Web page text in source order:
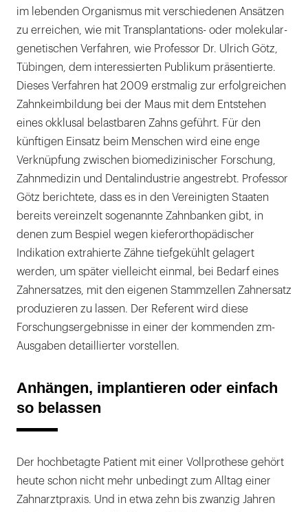
im lebenden Organismus mit verschiedenen Ansätzen
zu erreichen, wie mit Transplantations- oder molekular-
genetischen Verfahren, wie Professor Dr. Ulrich Götz,
Tübingen, dem interessierten Publikum präsentierte.
Dieses Verfahren hat 2009 erstmalig zur erfolgreichen
Zahnkeimbildung bei der Maus mit dem Entstehen
eines okklusal belastbaren Zahns geführt. Für den
künftigen Einsatz beim Menschen wird eine enge
Verknüpfung zwischen biomedizinischer Forschung,
Zahnmedizin und Dentalindustrie angestrebt. Professor
Götz berichtete, dass es in den Vereinigten Staaten
bereits vereinzelt sogenannte Zahnbanken gibt, in
denen zum Bespiel wegen kieferorthopädischer
Indikation extrahierte Zähne tiefgekühlt gelagert
werden, um später vielleicht einmal, bei Bedarf eines
Zahnersatzes, mit den eigenen Stammzellen Zahnersatz
produzieren zu lassen. Der Referent wird diese
Forschungsergebnisse in einer der kommenden zm-
Ausgaben detaillierter vorstellen.
Anhängen, implantieren oder einfach
so belassen
Der hochbetagte Patient mit einer Vollprothese gehört
heute schon nicht mehr unbedingt zum Alltag einer
Zahnarztpraxis. Und in etwa zehn bis zwanzig Jahren